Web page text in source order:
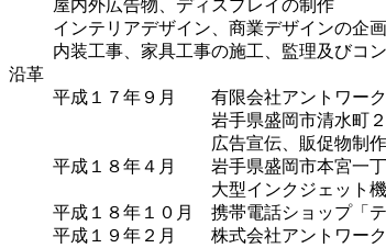
屋内外広告物、ディスプレイの制作
インテリアデザイン、商業デザインの企
内装工事、家具工事の施工、監理及びコ
沿革
平成１７年９月 有限会社アントワーク
岩手県盛岡市清水町２番３
広告宣伝、販促物制作業
平成１８年４月 岩手県盛岡市本宮一丁
大型インクジェット機械
平成１８年１０月 携帯電話ショップ「
平成１９年２月 株式会社アントワーク